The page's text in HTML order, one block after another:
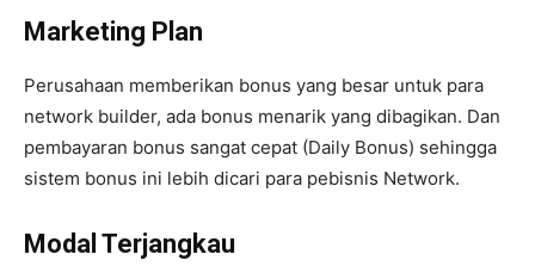
Marketing Plan
Perusahaan memberikan bonus yang besar untuk para
network builder, ada bonus menarik yang dibagikan. Dan
pembayaran bonus sangat cepat (Daily Bonus) sehingga
sistem bonus ini lebih dicari para pebisnis Network.
Modal Terjangkau